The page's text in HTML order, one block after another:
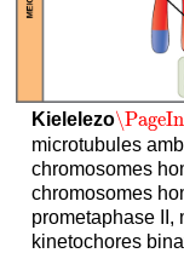
Kielelezo
microtubules
chromosomes
chromosomes
prometaphase II,
kinetochores